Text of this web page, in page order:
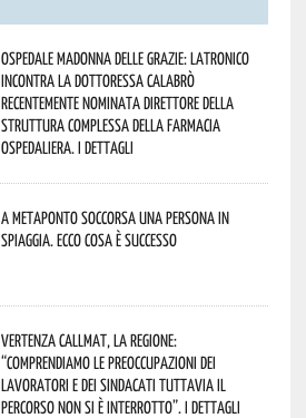
Ospedale Madonna delle Grazie: Latronico
incontra la dottoressa Calabrò
recentemente nominata Direttore della
Struttura Complessa della Farmacia
Ospedaliera. I dettagli
A Metaponto soccorsa una persona in
spiaggia. Ecco cosa è successo
Vertenza CallMat, la Regione:
“comprendiamo le preoccupazioni dei
lavoratori e dei sindacati tuttavia il
percorso non si è interrotto”. I dettagli